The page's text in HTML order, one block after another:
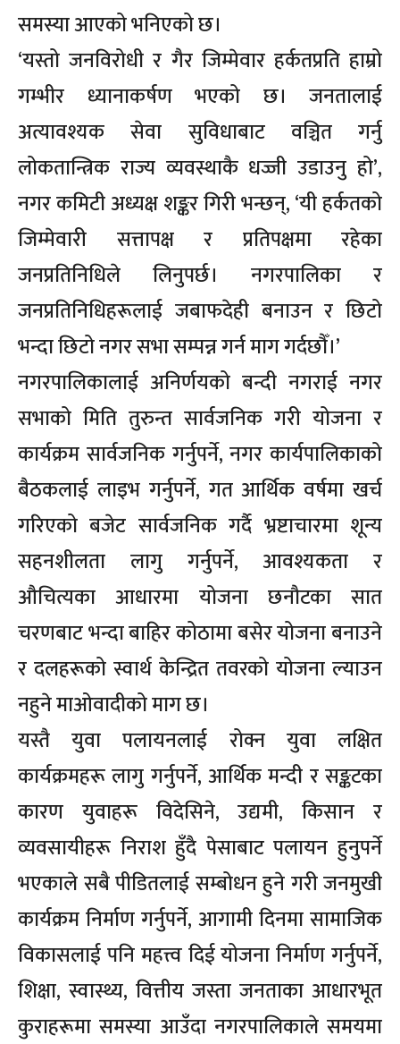
समस्या आएको भनिएको छ।
‘यस्तो जनविरोधी र गैर जिम्मेवार हर्कतप्रति हाम्रो
गम्भीर ध्यानाकर्षण भएको छ। जनतालाई
अत्यावश्यक सेवा सुविधाबाट वञ्चित गर्नु
लोकतान्त्रिक राज्य व्यवस्थाकै धज्जी उडाउनु हो’,
नगर कमिटी अध्यक्ष शङ्कर गिरी भन्छन्, ‘यी हर्कतको
जिम्मेवारी सत्तापक्ष र प्रतिपक्षमा रहेका
जनप्रतिनिधिले लिनुपर्छ। नगरपालिका र
जनप्रतिनिधिहरूलाई जबाफदेही बनाउन र छिटो
भन्दा छिटो नगर सभा सम्पन्न गर्न माग गर्दछौँ।’
नगरपालिकालाई अनिर्णयको बन्दी नगराई नगर
सभाको मिति तुरुन्त सार्वजनिक गरी योजना र
कार्यक्रम सार्वजनिक गर्नुपर्ने, नगर कार्यपालिकाको
बैठकलाई लाइभ गर्नुपर्ने, गत आर्थिक वर्षमा खर्च
गरिएको बजेट सार्वजनिक गर्दै भ्रष्टाचारमा शून्य
सहनशीलता लागु गर्नुपर्ने, आवश्यकता र
औचित्यका आधारमा योजना छनौटका सात
चरणबाट भन्दा बाहिर कोठामा बसेर योजना बनाउने
र दलहरूको स्वार्थ केन्द्रित तवरको योजना ल्याउन
नहुने माओवादीको माग छ।
यस्तै युवा पलायनलाई रोक्न युवा लक्षित
कार्यक्रमहरू लागु गर्नुपर्ने, आर्थिक मन्दी र सङ्कटका
कारण युवाहरू विदेसिने, उद्यमी, किसान र
व्यवसायीहरू निराश हुँदै पेसाबाट पलायन हुनुपर्ने
भएकाले सबै पीडितलाई सम्बोधन हुने गरी जनमुखी
कार्यक्रम निर्माण गर्नुपर्ने, आगामी दिनमा सामाजिक
विकासलाई पनि महत्त्व दिई योजना निर्माण गर्नुपर्ने,
शिक्षा, स्वास्थ्य, वित्तीय जस्ता जनताका आधारभूत
कुराहरूमा समस्या आउँदा नगरपालिकाले समयमा